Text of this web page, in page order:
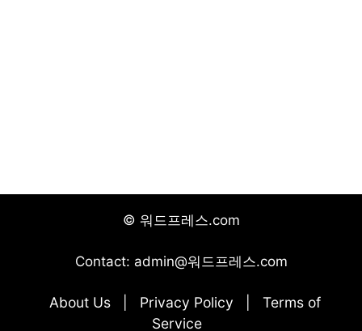
© 워드프레스.com
Contact: admin@워드프레스.com
About Us Privacy Policy
Terms of
Service